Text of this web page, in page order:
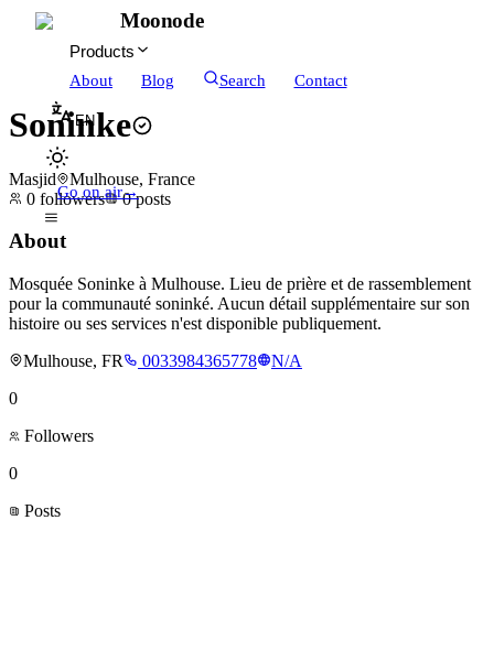
Moonode
Products
About
Blog Search Contact
EN
Go on air→
Soninke
Masjid
Mulhouse, France
0 followers 0 posts
About
Mosquée Soninke à Mulhouse. Lieu de prière et de rassemblement
pour la communauté soninké. Aucun détail supplémentaire sur son
histoire ou ses services n'est disponible publiquement.
Mulhouse, FR
0033984365778
N/A
0
Followers
0
Posts